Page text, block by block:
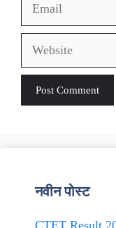
Website
नवीन पोस्ट